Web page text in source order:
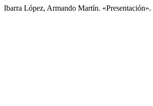
Ibarra López, Armando Martín. «Presentación».